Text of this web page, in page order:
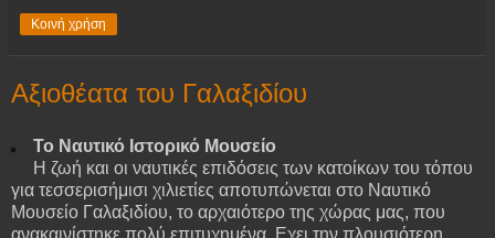
Κοινή χρήση
Αξιοθέατα του Γαλαξιδίου
Το Ναυτικό Ιστορικό Μουσείο
Η ζωή και οι ναυτικές επιδόσεις των κατοίκων του τόπου
για τεσσερισήμισι χιλιετίες αποτυπώνεται στο Ναυτικό
Μουσείο Γαλαξιδίου, το αρχαιότερο της χώρας μας, που